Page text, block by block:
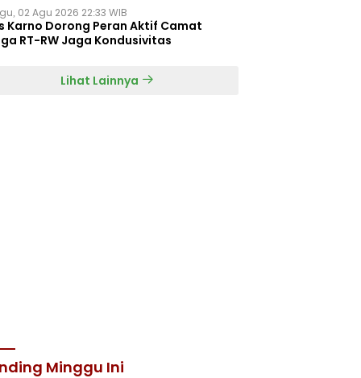
02 Agu 2026 22:33 WIB
Karno Dorong Peran Aktif Camat
RT-RW Jaga Kondusivitas
Lihat Lainnya
Minggu Ini